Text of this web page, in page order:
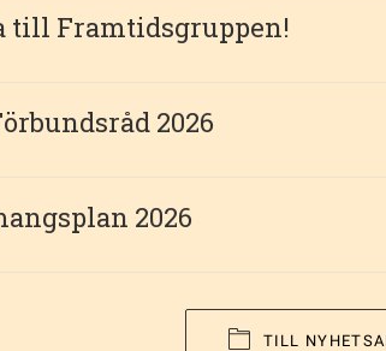
till Framtidsgruppen!
2026
2026
TILL